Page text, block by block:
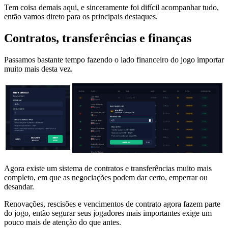
Tem coisa demais aqui, e sinceramente foi difícil acompanhar tudo,
então vamos direto para os principais destaques.
Contratos, transferências e finanças
Passamos bastante tempo fazendo o lado financeiro do jogo importar
muito mais desta vez.
Agora existe um sistema de contratos e transferências muito mais
completo, em que as negociações podem dar certo, emperrar ou
desandar.
Renovações, rescisões e vencimentos de contrato agora fazem parte
do jogo, então segurar seus jogadores mais importantes exige um
pouco mais de atenção do que antes.